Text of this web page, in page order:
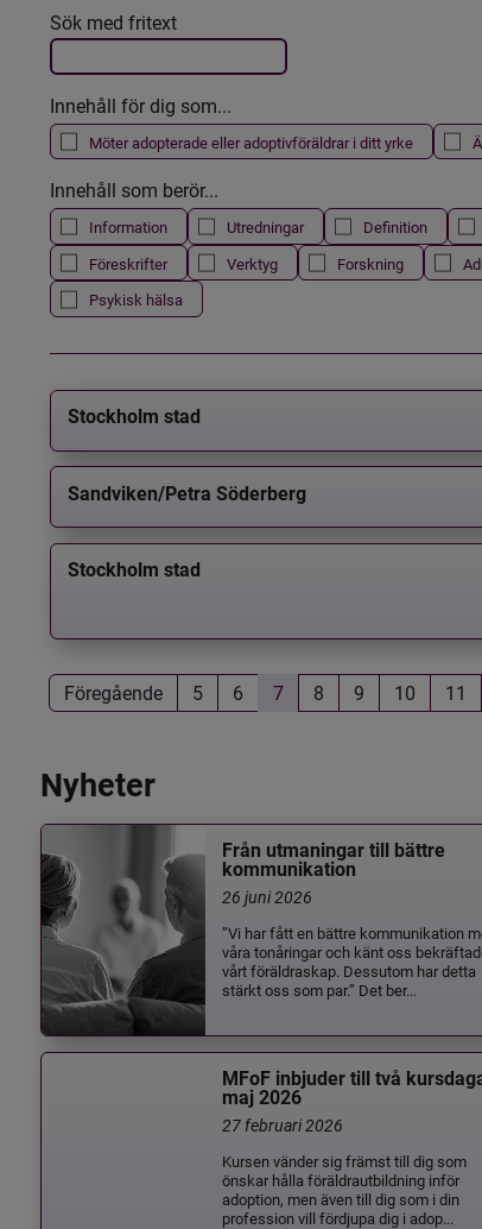
Filtrera resultatet
Det här formuläret postas automatiskt
Sök med fritext
Innehåll för dig som...
Möter adopterade eller adoptivföräldrar i ditt yrke
Innehåll som berör...
Information Utredningar Definition
Föreskrifter
Verktyg Forskning
Psykisk hälsa
Stockholm stad
Sandviken/Petra Söderberg
Stockholm stad
Föregående 5 6 7 8 9 10 11
Nyheter
Från utmaningar till bättre
kommunikation
26 juni 2026
”Vi har fått en bättre kommunikation
våra tonåringar och känt oss
vårt föräldraskap. Dessutom har detta
stärkt oss som par.” Det ber...
MFoF inbjuder till två
maj 2026
27 februari 2026
Kursen vänder sig främst till dig som
önskar hålla föräldrautbildning inför
adoption, men även till dig som i din
profession vill fördjupa dig i adop...